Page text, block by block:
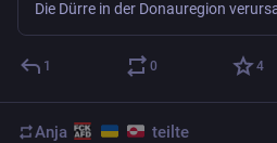
1 0 4
Anja teilte